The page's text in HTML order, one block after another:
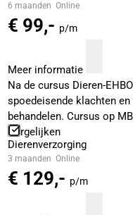
6 maanden Online
€ 99,- p/m
Meer informatie
Na de cursus Dieren-
spoedeisende klachten en
behandelen. Cursus op
Vergelijken
Dierenverzorging
3 maanden Online
€ 129,- p/m